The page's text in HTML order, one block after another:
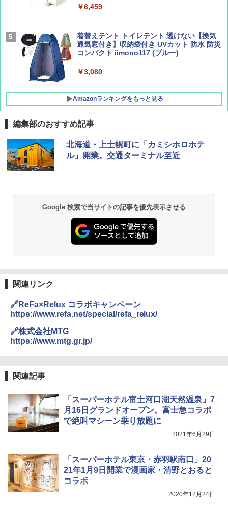
￥1,760
￥2,479
￥9,990
[キャンパーズコレクション 山善] 傘みたいに
広げるだけ パッとサッとテント キューブワ
イド ブラックコーティング フルクローズ メ
ATCW-150B エクルベージュ
￥6,459
着替えテント トイレテント 透けない【換気
通気窓付き】収納袋付き UVカット 防水 防災
コンパクト iimono117 (ブルー)
￥3,080
Amazonランキングをもっと見る
編集部のおすすめ記事
北海道・上士幌町に「カミシホロホテ
ル」開業。交通ターミナル至近
Google 検索で当サイトの記事を優先表示させる
関連リンク
🔗ReFa×Relux コラボキャンペーン
https://www.refa.net/special/refa_relux/
🔗株式会社MTG
https://www.mtg.gr.jp/
関連記事
「スーパーホテル富士河口湖天然温泉」7
月16日グランドオープン。富士急コラボ
で絶叫マシーン乗り放題に
2021年6月29日
「スーパーホテル東京・赤羽駅南口」20
21年1月9日開業で漫画家・清野とおると
コラボ
2020年12月24日